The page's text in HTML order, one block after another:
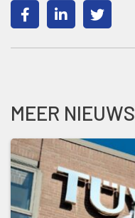
MEER NIEUWS